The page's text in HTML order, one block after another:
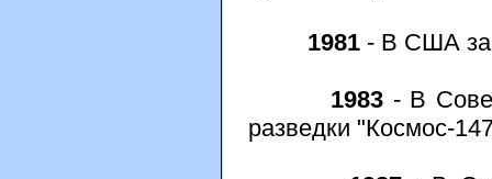
1981- В США
1983 - В
разведки "Космос-